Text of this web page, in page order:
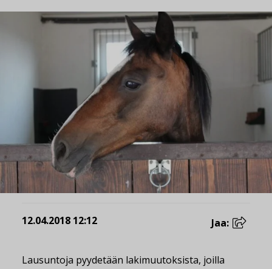
12.04.2018 12:12 Jaa:
Lausuntoja pyydetään lakimuutoksista, joilla